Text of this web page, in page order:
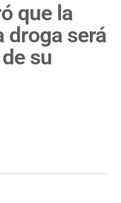
que la
droga será
su